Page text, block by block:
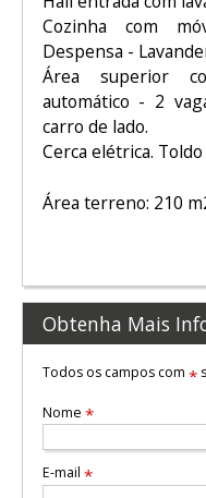
Cozinha com
Despensa -
Área superior
automático - 2
carro de lado.
Cerca elétrica.
Área terreno: 210
Obtenha Mais
Todos os campos com *
Nome *
E-mail *